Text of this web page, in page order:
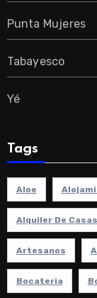
Punta Mujeres
Tabayesco
Yé
Tags
Aloe
Alquiler De
Artesanos
Bocateria